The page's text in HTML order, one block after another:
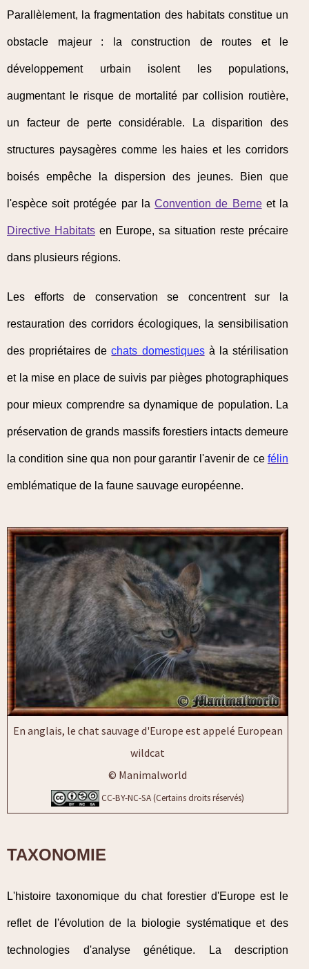
Parallèlement, la fragmentation des habitats constitue un
obstacle majeur : la construction de routes et le
développement urbain isolent les populations,
augmentant le risque de mortalité par collision routière,
un facteur de perte considérable. La disparition des
structures paysagères comme les haies et les corridors
boisés empêche la dispersion des jeunes. Bien que
l'espèce soit protégée par laConvention de Berneet la
Directive Habitats en Europe, sa situation reste précaire
dans plusieurs régions.
Les efforts de conservation se concentrent sur la
restauration des corridors écologiques, la sensibilisation
des propriétaires dechats domestiquesà la stérilisation
et la mise en place de suivis par pièges photographiques
pour mieux comprendre sa dynamique de population. La
préservation de grands massifs forestiers intacts demeure
la condition sine qua non pour garantir l'avenir de ce félin
emblématique de la faune sauvage européenne.
En anglais, le chat sauvage d'Europe est appelé European
wildcat
© Manimalworld
CC-BY-NC-SA (Certains droits réservés)
TAXONOMIE
L'histoire taxonomique du chat forestier d'Europe est le
reflet de l'évolution de la biologie systématique et des
technologies d'analyse génétique. La description